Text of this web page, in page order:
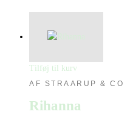
Tilføj til kurv
AF STRAARUP & CO
Rihanna